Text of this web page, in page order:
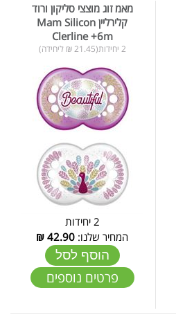
מאמ זוג מוצצי סליקון ורוד
קלירליין Mam Silicon
Clerline +6m
2 יחידות(21.45 ₪ ליחידה)
2 יחידות
המחיר שלנו: 42.90
₪
הוסף לסל
פרטים נוספים